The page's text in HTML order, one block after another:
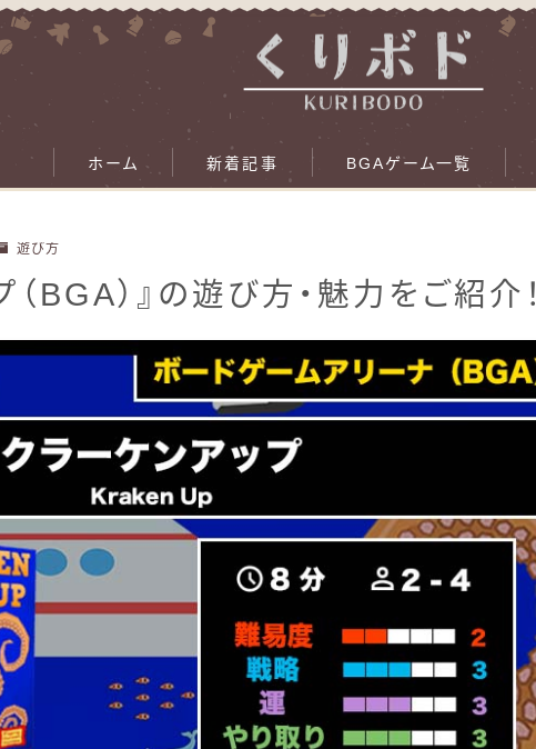
ホーム 新着記事 BGAゲーム一覧
遊び方
（BGA）』の遊び方・魅力をご紹介！